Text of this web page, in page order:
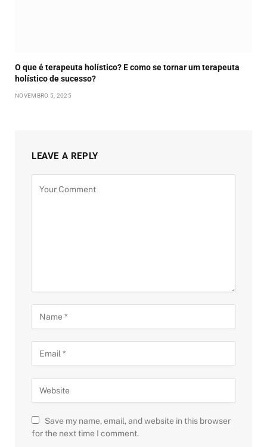
O que é terapeuta holístico? E como se tornar um terapeuta
holístico de sucesso?
NOVEMBRO 5, 2025
LEAVE A REPLY
Save my name, email, and website in this browser
for the next time I comment.